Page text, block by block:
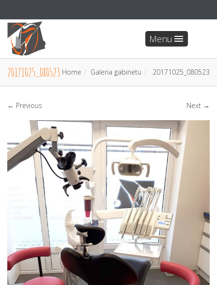
Menu
20171025_080523 Home Galeria gabinetu 20171025_080523
← Previous Next →